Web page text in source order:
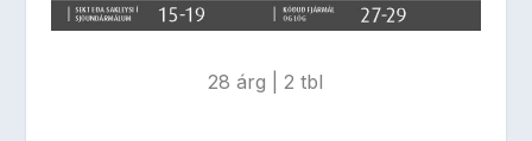
28 árg | 2 tbl